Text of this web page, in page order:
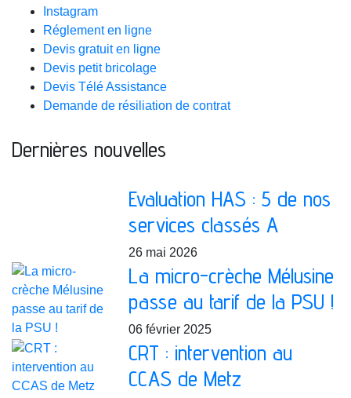
Instagram
Réglement en ligne
Devis gratuit en ligne
Devis petit bricolage
Devis Télé Assistance
Demande de résiliation de contrat
Dernières nouvelles
Evaluation HAS : 5 de nos
services classés A
26 mai 2026
La micro-crèche Mélusine
passe au tarif de la PSU !
06 février 2025
CRT : intervention au
CCAS de Metz